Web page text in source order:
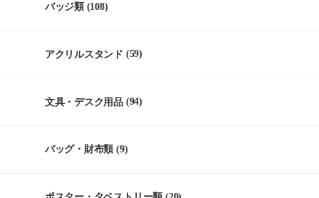
バッジ類(108)
アクリルスタンド (59)
文具・デスク用品 (94)
バッグ・財布類 (9)